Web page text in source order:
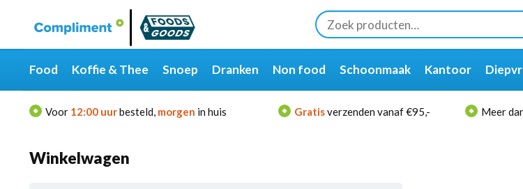
Zoeken
naar:
Categorieën
Food Koffie & Thee Snoep Dranken Non food Schoonmaak Kantoor
Voor 12:00 uurbesteld, morgen in huis Gratisverzenden vanaf €95,- Meer
Winkelwagen